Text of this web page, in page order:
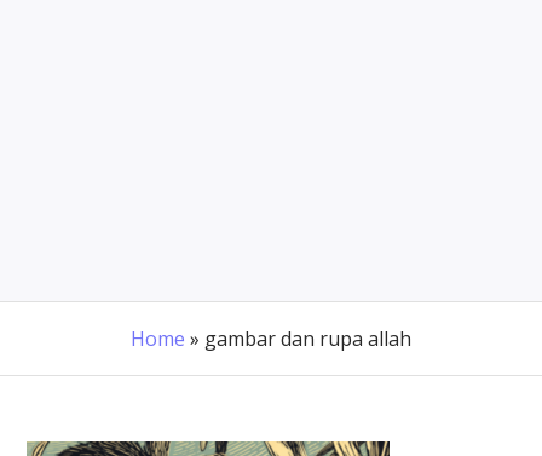
Home » gambar dan rupa allah